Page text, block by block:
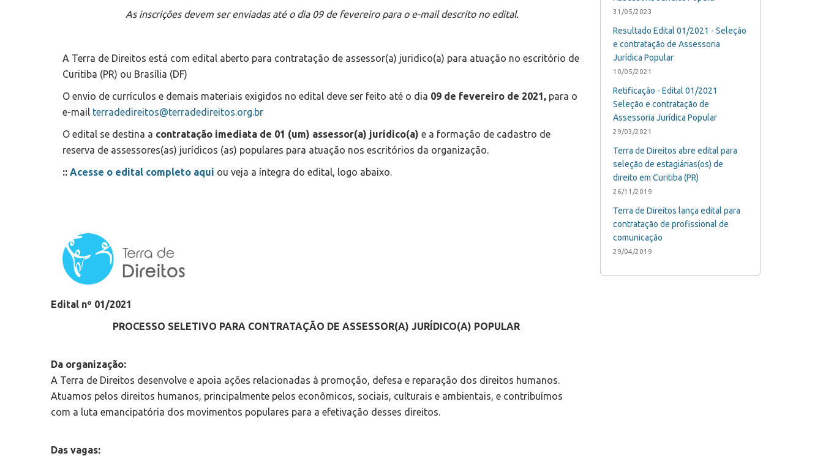
As inscrições devem ser enviadas até o dia 09 de fevereiro para o e-mail descrito no edital.
A Terra de Direitos está com edital aberto para contratação de assessor(a) juridico(a) para atuação no escritório de
Curitiba (PR) ou Brasília (DF)
O envio de currículos e demais materiais exigidos no edital deve ser feito até o dia 09 de fevereiro de 2021, para o
e-mail terradedireitos@terradedireitos.org.br
O edital se destina a contratação imediata de 01 (um) assessor(a) jurídico(a) e a formação de cadastro de
reserva de assessores(as) jurídicos (as) populares para atuação nos escritórios da organização.
:: Acesse o edital completo aqui ou veja a íntegra do edital, logo abaixo.
Edital nº 01/2021
PROCESSO SELETIVO PARA CONTRATAÇÃO DE ASSESSOR(A) JURÍDICO(A) POPULAR
Da organização:
A Terra de Direitos desenvolve e apoia ações relacionadas à promoção, defesa e reparação dos direitos humanos.
Atuamos pelos direitos humanos, principalmente pelos econômicos, sociais, culturais e ambientais, e contribuímos
com a luta emancipatória dos movimentos populares para a efetivação desses direitos.
Das vagas:
31/05/2023
Resultado Edital 01/2021 - Seleção
e contratação de Assessoria
Jurídica Popular
10/05/2021
Retificação - Edital 01/2021
Seleção e contratação de
Assessoria Jurídica Popular
29/03/2021
Terra de Direitos abre edital para
seleção de estagiárias(os) de
direito em Curitiba (PR)
26/11/2019
Terra de Direitos lança edital para
contratação de profissional de
comunicação
29/04/2019